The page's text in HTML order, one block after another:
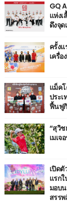
GQ
แห่ง
ดึงจุ
ครั้ง
เครื่อ
แม็ค
ประเ
ฟื้นฟู
“สุวิช
เมเจ
เปิด
แรก
มอบ
สรรพ